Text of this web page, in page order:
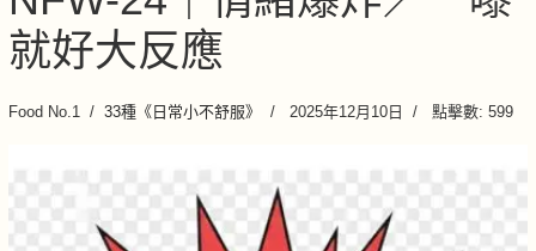
就好大反應
Food No.1 33種《日常小不舒服》 2025年12月10日 點擊數: 599